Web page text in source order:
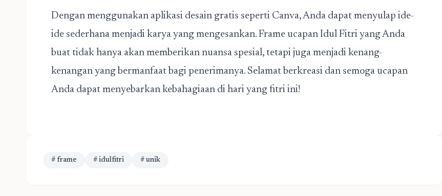
Dengan menggunakan aplikasi desain gratis seperti Canva, Anda dapat menyulap ide-
ide sederhana menjadi karya yang mengesankan. Frame ucapan Idul Fitri yang Anda
buat tidak hanya akan memberikan nuansa spesial, tetapi juga menjadi kenang-
kenangan yang bermanfaat bagi penerimanya. Selamat berkreasi dan semoga ucapan
Anda dapat menyebarkan kebahagiaan di hari yang fitri ini!
# frame # idulfitri # unik